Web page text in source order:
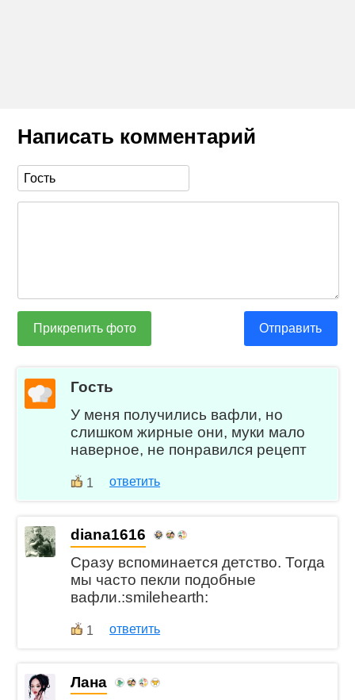
Написать комментарий
Прикрепить фото Отправить
Гость
У меня получились вафли, но
слишком жирные они, муки мало
наверное, не понравился рецепт
1 ответить
diana1616
Сразу вспоминается детство. Тогда
мы часто пекли подобные
вафли.:smilehearth:
1 ответить
Лана